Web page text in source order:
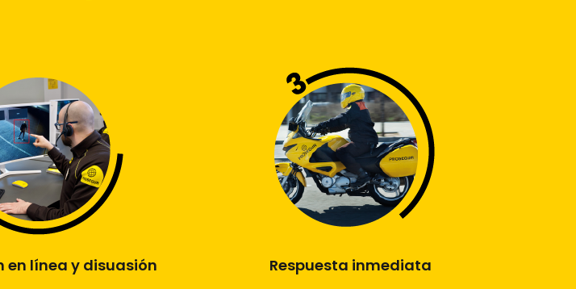
en línea y disuasión Respuesta inmediata